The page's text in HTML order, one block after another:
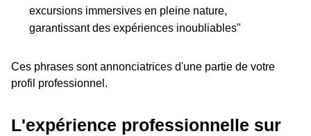
excursions immersives en pleine nature,
garantissant des expériences inoubliables"
Ces phrases sont annonciatrices d'une partie de votre
profil professionnel.
L'expérience professionnelle sur